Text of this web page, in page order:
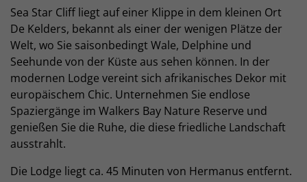
Sea Star Cliff liegt auf einer Klippe in dem kleinen Ort
De Kelders, bekannt als einer der wenigen Plätze der
Welt, wo Sie saisonbedingt Wale, Delphine und
Seehunde von der Küste aus sehen können. In der
modernen Lodge vereint sich afrikanisches Dekor mit
europäischem Chic. Unternehmen Sie endlose
Spaziergänge im Walkers Bay Nature Reserve und
genießen Sie die Ruhe, die diese friedliche Landschaft
ausstrahlt.
Die Lodge liegt ca. 45 Minuten von Hermanus entfernt.